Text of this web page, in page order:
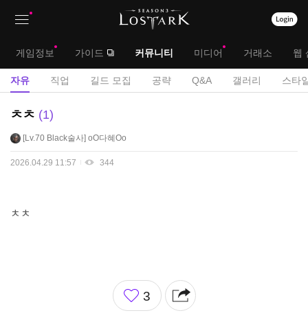
대
메
게임정보 가이드 커뮤니티 미디어 거래소 웹
서
자유 직업 길드 모집 공략 Q&A 갤러리 스타
자
게
ㅊㅊ 1
Lv.70 Black술사 oO다혜Oo
2026.04.29 11:57 344
ㅊㅊ
좋
아
3